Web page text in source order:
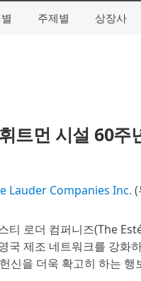
주제별 상장사
트먼 시설 60
Lauder Companies Inc. (
티 로더 컴퍼니즈(The
국 제조 네트워크를 강
신을 더욱 확고히 하는 행